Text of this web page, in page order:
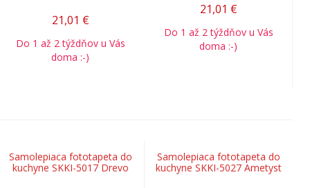
21,01 €
Do 1 až 2 týždňov u Vás
doma :-)
21,01 €
Do 1 až 2 týždňov u Vás
doma :-)
Samolepiaca fototapeta do
kuchyne SKKI-5017 Drevo
Samolepiaca fototapeta do
kuchyne SKKI-5027 Ametyst